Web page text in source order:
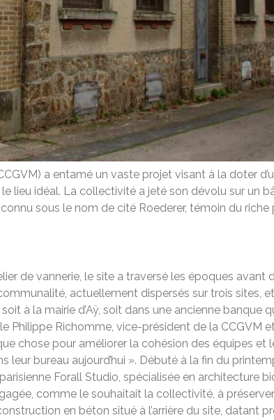
a entamé un vaste projet visant à la doter
lieu idéal. La collectivité a jeté son dévolu sur un
sous le nom de cité Roederer, témoin du riche
de vannerie, le site a traversé les époques avant
actuellement dispersés sur trois sites,
à la mairie d’Aÿ, soit dans une ancienne
Philippe Richomme, vice-président de la CCGVM
chose pour améliorer la cohésion des équipes
bureau aujourd’hui ». Débuté à la fin du
Forall Studio, spécialisée en architecture
comme le souhaitait la collectivité, à
en béton situé à l’arrière du site, datant